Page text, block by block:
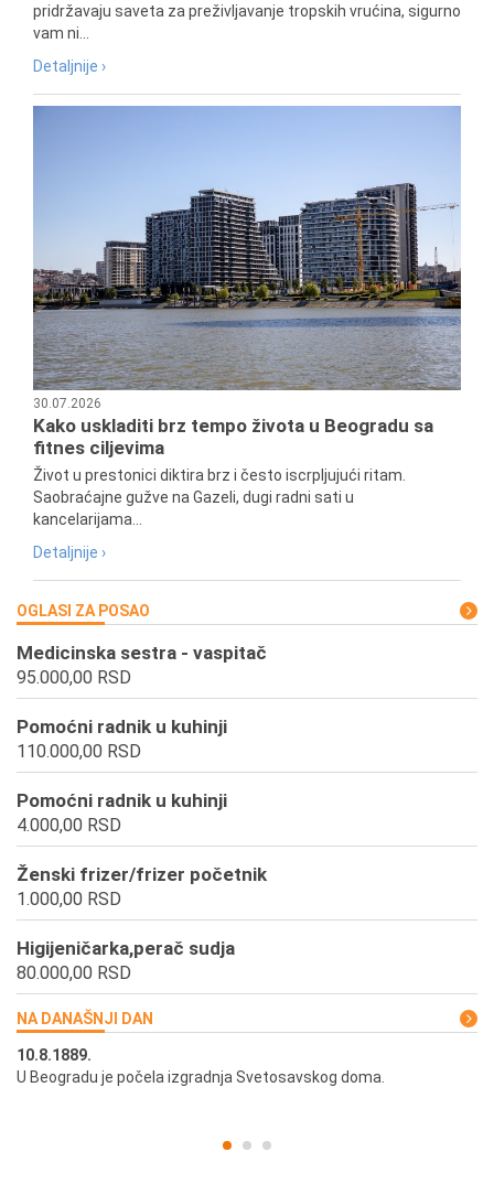
pridržavaju saveta za preživljavanje tropskih vrućina, sigurno
vam ni...
Detaljnije ›
30.07.2026
Kako uskladiti brz tempo života u Beogradu sa
fitnes ciljevima
Život u prestonici diktira brz i često iscrpljujući ritam.
Saobraćajne gužve na Gazeli, dugi radni sati u
kancelarijama...
Detaljnije ›
OGLASI ZA POSAO
Medicinska sestra - vaspitač
95.000,00 RSD
Pomoćni radnik u kuhinji
110.000,00 RSD
Pomoćni radnik u kuhinji
4.000,00 RSD
Ženski frizer/frizer početnik
1.000,00 RSD
Higijeničarka,perač sudja
80.000,00 RSD
NA DANAŠNJI DAN
10.8.1889.
U Beogradu je počela izgradnja Svetosavskog doma.